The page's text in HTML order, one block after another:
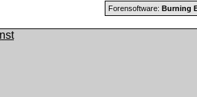
Forensoftware: Burning